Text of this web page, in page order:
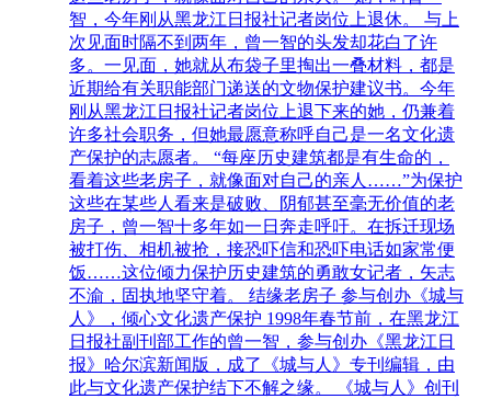
智，今年刚从黑龙江日报社记者岗位上退休。 与上
次见面时隔不到两年，曾一智的头发却花白了许
多。一见面，她就从布袋子里掏出一叠材料，都是
近期给有关职能部门递送的文物保护建议书。今年
刚从黑龙江日报社记者岗位上退下来的她，仍兼着
许多社会职务，但她最愿意称呼自己是一名文化遗
产保护的志愿者。 “每座历史建筑都是有生命的，
看着这些老房子，就像面对自己的亲人……”为保护
这些在某些人看来是破败、阴郁甚至毫无价值的老
房子，曾一智十多年如一日奔走呼吁。在拆迁现场
被打伤、相机被抢，接恐吓信和恐吓电话如家常便
饭……这位倾力保护历史建筑的勇敢女记者，矢志
不渝，固执地坚守着。 结缘老房子 参与创办《城与
人》，倾心文化遗产保护 1998年春节前，在黑龙江
日报社副刊部工作的曾一智，参与创办《黑龙江日
报》哈尔滨新闻版，成了《城与人》专刊编辑，由
此与文化遗产保护结下不解之缘。 《城与人》创刊